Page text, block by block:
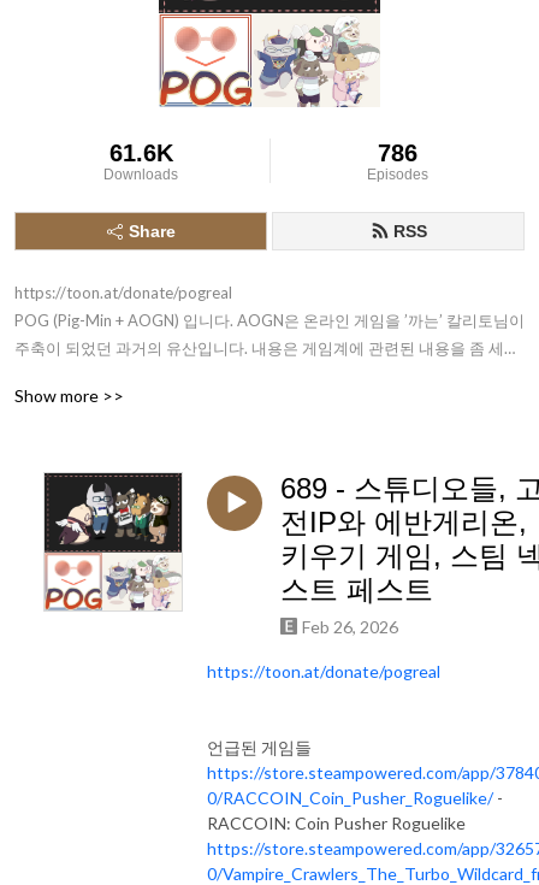
61.6K
Downloads
786
Episodes
Share RSS
https://toon.at/donate/pogreal
POG (Pig-Min + AOGN) 입니다. AOGN은 온라인 게임을 ’까는’ 칼리토님이
주축이 되었던 과거의 유산입니다. 내용은 게임계에 관련된 내용을 좀 세게
하다 못해 없다시피 해서, 1회는 음성이 좀 울립니다.
Show more >>
689 - 스튜디오들,
전IP와 에반게리온,
키우기 게임, 스팀
스트 페스트
Feb 26, 2026
https://toon.at/donate/pogreal
언급된 게임들
https://store.steampowered.com/app/
0/RACCOIN_Coin_Pusher_Roguelike/-
RACCOIN: Coin Pusher Roguelike
https://store.steampowered.com/app/
0/